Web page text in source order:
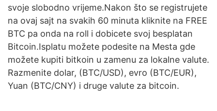
svoje slobodno vrijeme.Nakon što se registrujete
na ovaj sajt na svakih 60 minuta kliknite na FREE
BTC pa onda na roll i dobicete svoj besplatan
Bitcoin.Isplatu možete podesite na Mesta gde
možete kupiti bitkoin u zamenu za lokalne valute.
Razmenite dolar, (BTC/USD), evro (BTC/EUR),
Yuan (BTC/CNY) i druge valute za bitcoin.